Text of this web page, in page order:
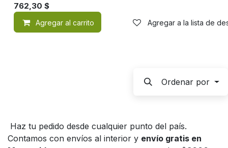
762,30 $
Agregar al carrito Agregar a la lista de
Ordenar por
Haz tu pedido desde cualquier punto del país.
Contamos con envíos al interior y envío gratis en